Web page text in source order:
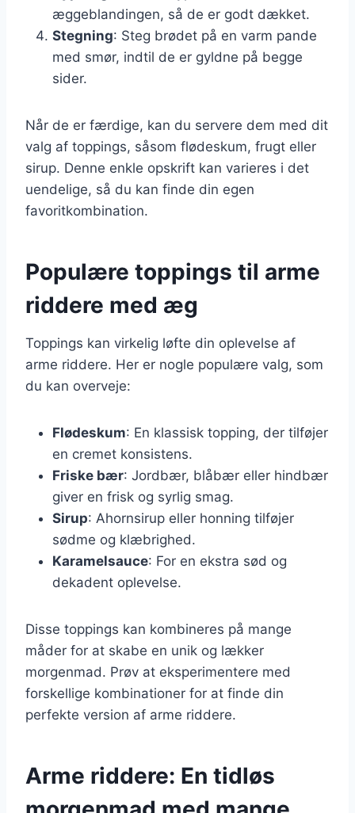
æggeblandingen, så de er godt dækket.
Stegning: Steg brødet på en varm pande
med smør, indtil de er gyldne på begge
sider.
Når de er færdige, kan du servere dem med dit
valg af toppings, såsom flødeskum, frugt eller
sirup. Denne enkle opskrift kan varieres i det
uendelige, så du kan finde din egen
favoritkombination.
Populære toppings til arme
riddere med æg
Toppings kan virkelig løfte din oplevelse af
arme riddere. Her er nogle populære valg, som
du kan overveje:
Flødeskum: En klassisk topping, der tilføjer
en cremet konsistens.
Friske bær: Jordbær, blåbær eller hindbær
giver en frisk og syrlig smag.
Sirup: Ahornsirup eller honning tilføjer
sødme og klæbrighed.
Karamelsauce: For en ekstra sød og
dekadent oplevelse.
Disse toppings kan kombineres på mange
måder for at skabe en unik og lækker
morgenmad. Prøv at eksperimentere med
forskellige kombinationer for at finde din
perfekte version af arme riddere.
Arme riddere: En tidløs